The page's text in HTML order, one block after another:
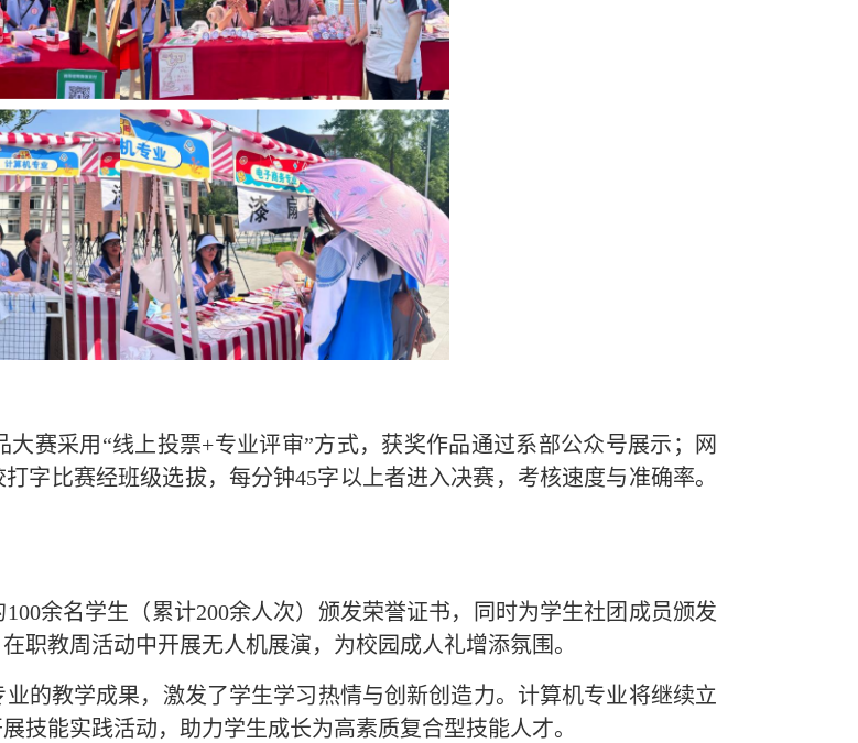
大赛采用 “线上投票+专业评审”方式，获奖作品通过系部公众号展示；网
字比赛经班级选拔，每分钟45字以上者进入决赛，考核速度与准确率。
100余名学生（累计200余人次）颁发荣誉证书，同时为学生社团成员颁发
职教周活动中开展无人机展演，为校园成人礼增添氛围。
的教学成果，激发了学生学习热情与创新创造力。计算机专业将继续立
技能实践活动，助力学生成长为高素质复合型技能人才。